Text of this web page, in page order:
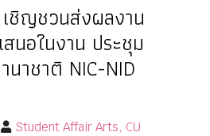
ชิญชวนส่งผลงาน
สนอในงาน ประชุม
นาชาติ NIC-NID
Student Affair Arts, CU